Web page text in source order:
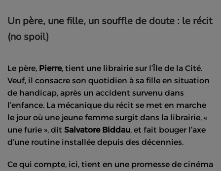
Un père, une fille, un souffle de doute : le récit
(no spoil)
Le père, Pierre, tient une librairie sur l’Île de la Cité.
Veuf, il consacre son quotidien à sa fille en situation
de handicap, après un accident survenu dans
l’enfance. La mécanique du récit se met en marche
le jour où une jeune femme surgit dans la librairie, «
une furie », dit Salvatore Biddau, et fait bouger l’axe
d’une routine installée depuis des décennies.
Ce qui compte, ici, tient en une promesse de cinéma